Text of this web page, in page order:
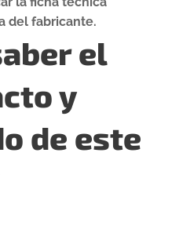
del fabricante.
el
y
de este